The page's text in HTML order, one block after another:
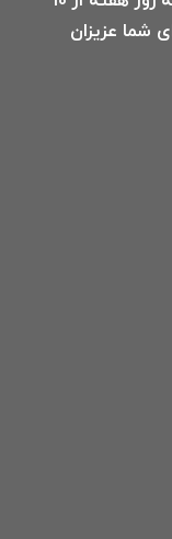
شما عزیزان